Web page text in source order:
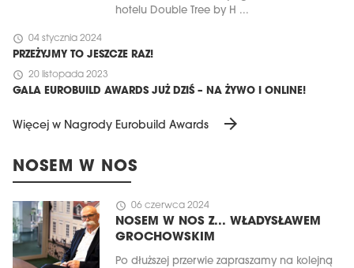
hotelu Double Tree by H ...
schedule 04 stycznia 2024
PRZEŻYJMY TO JESZCZE RAZ!
schedule 20 listopada 2023
GALA EUROBUILD AWARDS JUŻ DZIŚ – NA ŻYWO I ONLINE!
Więcej w Nagrody Eurobuild Awards arrow_forward
NOSEM W NOS
schedule 06 czerwca 2024
NOSEM W NOS Z... WŁADYSŁAWEM
GROCHOWSKIM
Po dłuższej przerwie zapraszamy na kolejną